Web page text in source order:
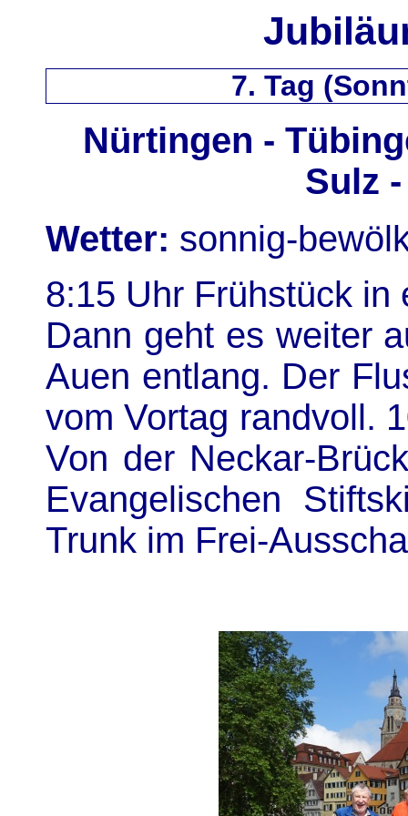
7. Tag
Nürtingen -
Sulz
Wetter: sonnig-
8:15 Uhr Frühstück in
Dann geht es weiter
Auen entlang. Der
vom Vortag randvoll.
Von der Neckar-
Evangelischen
Trunk im Frei-